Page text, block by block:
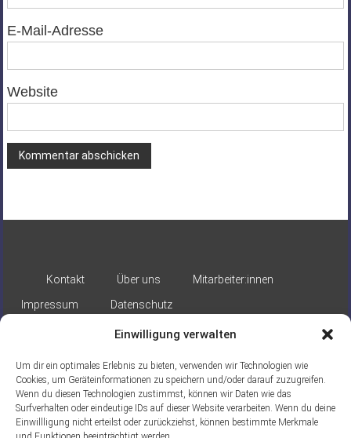
Einwilligung verwalten
Um dir ein optimales Erlebnis zu bieten, verwenden wir Technologien wie
Cookies, um Geräteinformationen zu speichern und/oder darauf zuzugreifen.
Wenn du diesen Technologien zustimmst, können wir Daten wie das
Surfverhalten oder eindeutige IDs auf dieser Website verarbeiten. Wenn du deine
Einwillligung nicht erteilst oder zurückziehst, können bestimmte Merkmale
E-Mail-Adresse
Website
Kontakt Über uns
Mitarbeiter:innen
Impressum
Datenschutz
Gefördert durch: